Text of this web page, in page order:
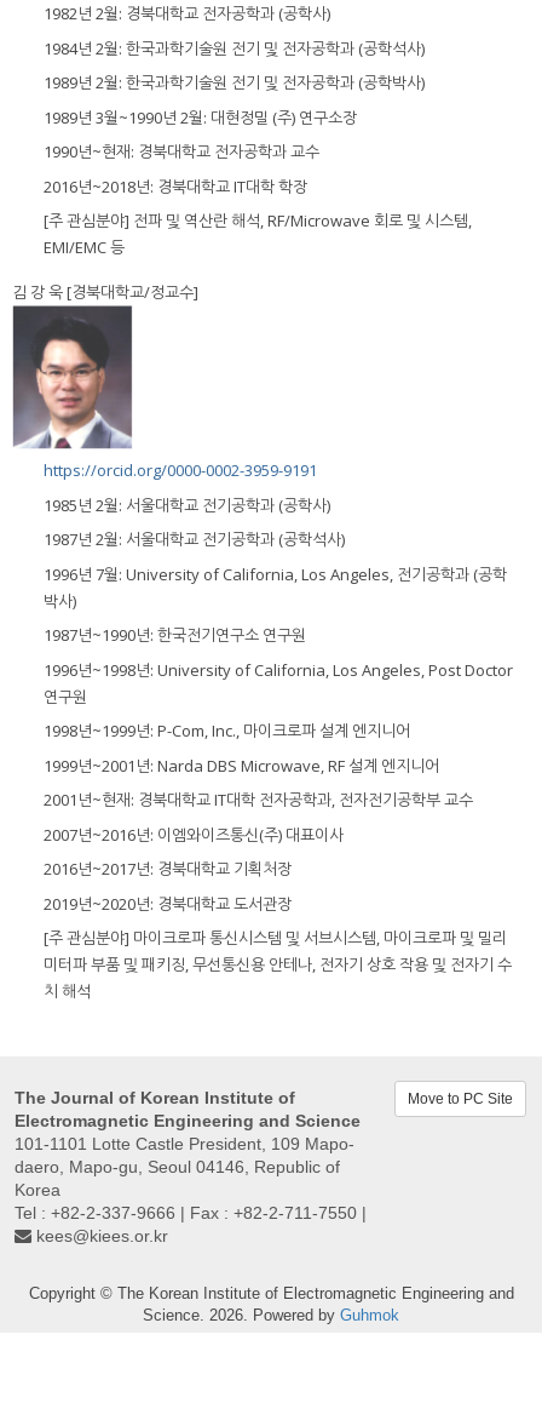
1982년 2월: 경북대학교 전자공학과 (공학사)
1984년 2월: 한국과학기술원 전기 및 전자공학과 (공학석사)
1989년 2월: 한국과학기술원 전기 및 전자공학과 (공학박사)
1989년 3월~1990년 2월: 대현정밀 (주) 연구소장
1990년~현재: 경북대학교 전자공학과 교수
2016년~2018년: 경북대학교 IT대학 학장
[주 관심분야] 전파 및 역산란 해석, RF/Microwave 회로 및 시스템,
EMI/EMC 등
김 강 욱 [경북대학교/정교수]
https://orcid.org/0000-0002-3959-9191
1985년 2월: 서울대학교 전기공학과 (공학사)
1987년 2월: 서울대학교 전기공학과 (공학석사)
1996년 7월: University of California, Los Angeles, 전기공학과 (공학
박사)
1987년~1990년: 한국전기연구소 연구원
1996년~1998년: University of California, Los Angeles, Post Doctor
연구원
1998년~1999년: P-Com, Inc., 마이크로파 설계 엔지니어
1999년~2001년: Narda DBS Microwave, RF 설계 엔지니어
2001년~현재: 경북대학교 IT대학 전자공학과, 전자전기공학부 교수
2007년~2016년: 이엠와이즈통신(주) 대표이사
2016년~2017년: 경북대학교 기획처장
2019년~2020년: 경북대학교 도서관장
[주 관심분야] 마이크로파 통신시스템 및 서브시스템, 마이크로파 및 밀리
미터파 부품 및 패키징, 무선통신용 안테나, 전자기 상호 작용 및 전자기 수
치 해석
The Journal of Korean Institute of
Electromagnetic Engineering and Science
101-1101 Lotte Castle President, 109 Mapo-
daero, Mapo-gu, Seoul 04146, Republic of
Korea
Tel : +82-2-337-9666 | Fax : +82-2-711-7550 |
kees@kiees.or.kr
Move to PC Site
Copyright © The Korean Institute of Electromagnetic Engineering and
Science. 2026. Powered by Guhmok